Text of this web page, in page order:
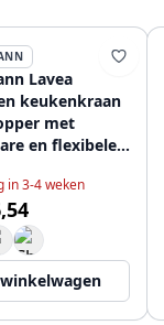
Lavea
keukenkraan
met
en flexibele
in 3-4 weken